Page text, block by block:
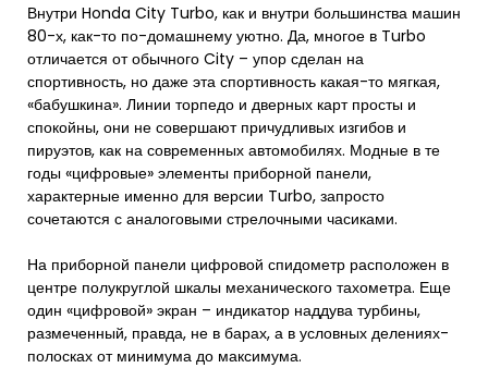
Внутри Honda City Turbo, как и внутри большинства машин
80-х, как-то по-домашнему уютно. Да, многое в Turbo
отличается от обычного City – упор сделан на
спортивность, но даже эта спортивность какая-то мягкая,
«бабушкина». Линии торпедо и дверных карт просты и
спокойны, они не совершают причудливых изгибов и
пируэтов, как на современных автомобилях. Модные в те
годы «цифровые» элементы приборной панели,
характерные именно для версии Turbo, запросто
сочетаются с аналоговыми стрелочными часиками.
На приборной панели цифровой спидометр расположен в
центре полукруглой шкалы механического тахометра. Еще
один «цифровой» экран – индикатор наддува турбины,
размеченный, правда, не в барах, а в условных делениях-
полосках от минимума до максимума.